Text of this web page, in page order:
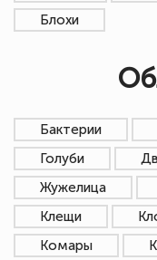
Блохи
Бактерии
Голуби
Жужелица
Клещи
Комары